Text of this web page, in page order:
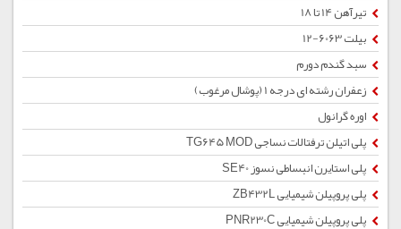
تیرآهن 14 تا 18
بیلت 6063-12
سبد گندم دورم
زعفران رشته ای درجه 1 (پوشال مرغوب)
اوره گرانول
پلی اتیلن ترفتالات نساجی TG645 MOD
پلی استایرن انبساطی نسوز SE40
پلی پروپیلن شیمیایی ZB432L
پلی پروپیلن شیمیایی PNR230C